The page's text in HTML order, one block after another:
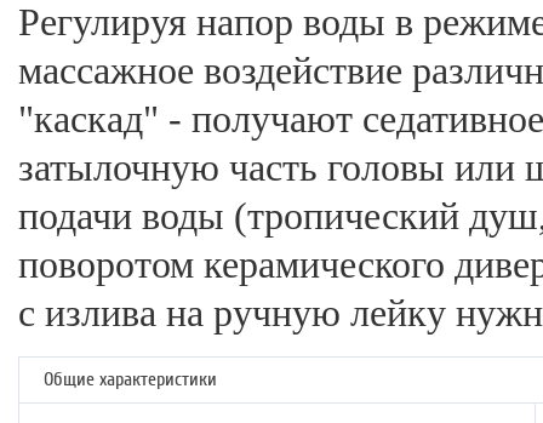
Регулируя напор воды в
массажное воздействие
"каскад" - получают
затылочную часть головы
подачи воды (тропический
поворотом керамического
с излива на ручную лейку
Общие характеристики